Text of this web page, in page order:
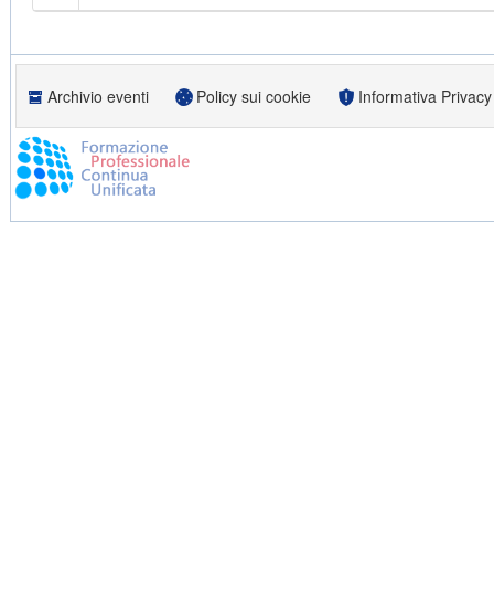
Archivio eventi Policy sui cookie Informativa Privacy